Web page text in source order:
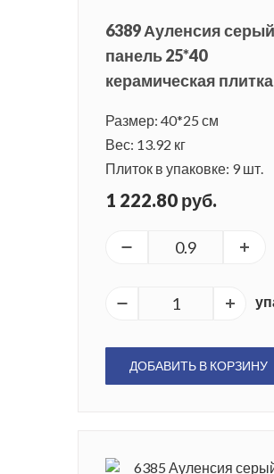
6389 Ауленсия серый
панель 25*40
керамическая плитка
Размер: 40*25 см
Вес: 13.92 кг
Плиток в упаковке: 9 шт.
1 222.80 руб.
ДОБАВИТЬ В КОРЗИНУ